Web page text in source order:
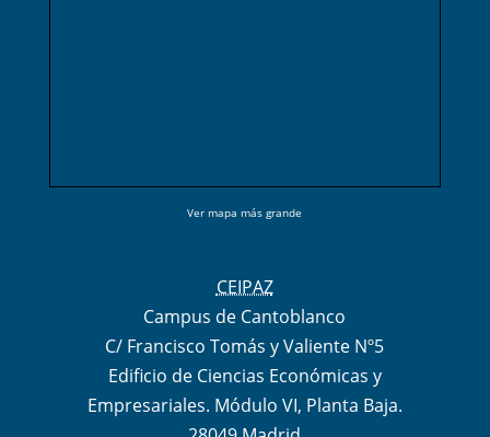
Ver mapa más grande
CEIPAZ
Campus de Cantoblanco
C/ Francisco Tomás y Valiente Nº5
Edificio de Ciencias Económicas y
Empresariales. Módulo VI, Planta Baja.